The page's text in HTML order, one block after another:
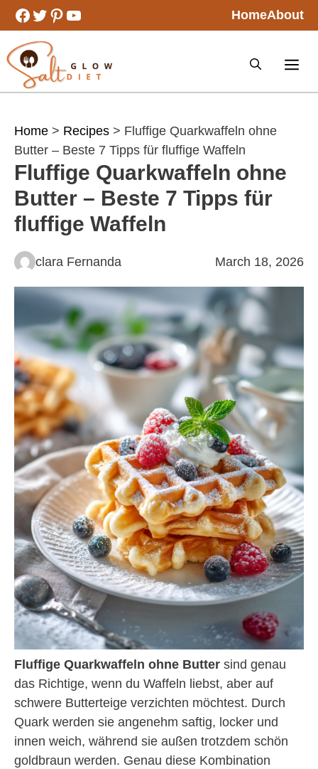
Skip
to
content
Facebook
Twitter
Pinterest
YouTube HomeAbout
Home > Recipes > Fluffige Quarkwaffeln ohne
Butter – Beste 7 Tipps für fluffige Waffeln
Fluffige Quarkwaffeln ohne
Butter – Beste 7 Tipps für
fluffige Waffeln
clara Fernanda March 18, 2026
Fluffige Quarkwaffeln ohne Butter sind genau
das Richtige, wenn du Waffeln liebst, aber auf
schwere Butterteige verzichten möchtest. Durch
Quark werden sie angenehm saftig, locker und
innen weich, während sie außen trotzdem schön
goldbraun werden. Genau diese Kombination